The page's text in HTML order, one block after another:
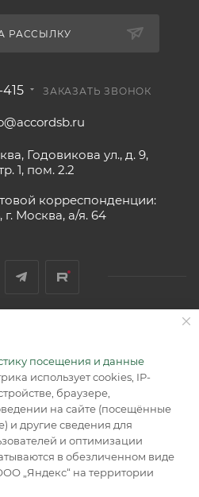
РАССЫЛКУ
ЗАКАЗАТЬ ЗВОНОК
Годовикова ул., д. 9,
1, пом. 2.2
корреспонденции:
г. Москва, а/я. 64
внимание на то, что вся
на сайте, носит
и не является публичной
Статьи 437 (2) ГК РФ.
посещения и данные
использует cookies, IP-
браузере,
на сайте (посещённые
и другие сведения для
и оптимизации
в обезличенном виде
„Яндекс“ на территории